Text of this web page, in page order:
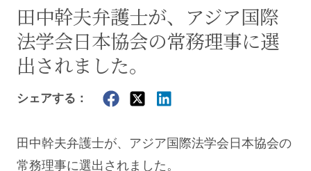
田中幹夫弁護士が、アジア国際
法学会日本協会の常務理事に選
出されました。
シェアする：
田中幹夫弁護士が、アジア国際法学会日本協会の
常務理事に選出されました。